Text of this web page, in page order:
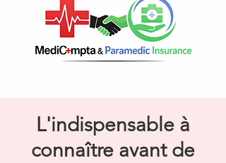
L'indispensable à
connaître avant de